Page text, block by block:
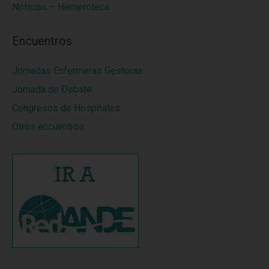
Noticias – Hemeroteca
Encuentros
Jornadas Enfermeras Gestoras
Jornada de Debate
Congresos de Hospitales
Otros encuentros